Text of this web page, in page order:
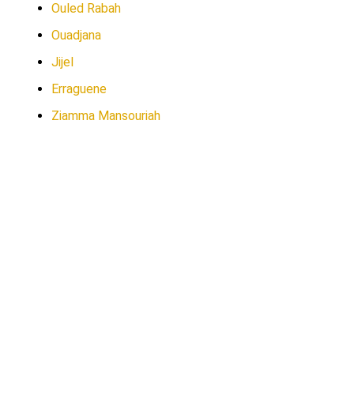
Ouled Rabah
Ouadjana
Jijel
Erraguene
Ziamma Mansouriah